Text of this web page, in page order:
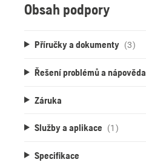
Obsah podpory
Příručky a dokumenty (3)
Řešení problémů a nápověda
Záruka
Služby a aplikace (1)
Specifikace